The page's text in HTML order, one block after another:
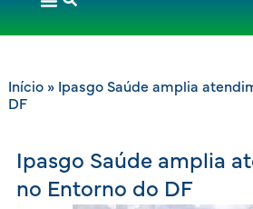
Início» Ipasgo Saúde amplia
DF
Ipasgo Saúde amplia
no Entorno do DF